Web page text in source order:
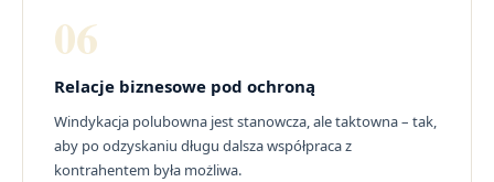
06
Relacje biznesowe pod ochroną
Windykacja polubowna jest stanowcza, ale taktowna – tak,
aby po odzyskaniu długu dalsza współpraca z
kontrahentem była możliwa.